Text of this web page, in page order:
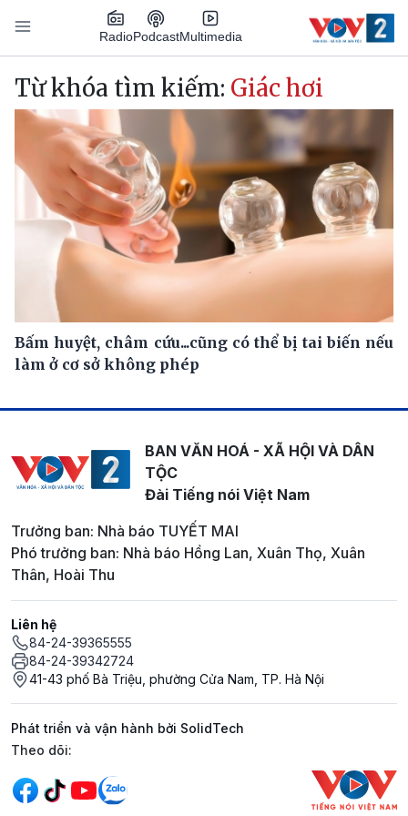
Nhảy đến nội dung
RadioPodcastMultimedia
Main navigation
Từ khóa tìm kiếm: Giác hơi
Bấm huyệt, châm cứu...cũng có thể bị tai biến nếu
làm ở cơ sở không phép
BAN VĂN HOÁ - XÃ HỘI VÀ DÂN
TỘC
Đài Tiếng nói Việt Nam
Trưởng ban: Nhà báo TUYẾT MAI
Phó trưởng ban: Nhà báo Hồng Lan, Xuân Thọ, Xuân
Thân, Hoài Thu
Liên hệ
84-24-39365555
84-24-39342724
41-43 phố Bà Triệu, phường Cửa Nam, TP. Hà Nội
Phát triển và vận hành bởi SolidTech
Mạng xã hội
Theo dõi: